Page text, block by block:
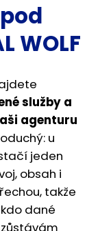
WOLF
služby a
agenturu
u
jeden
obsah i
takže
dané